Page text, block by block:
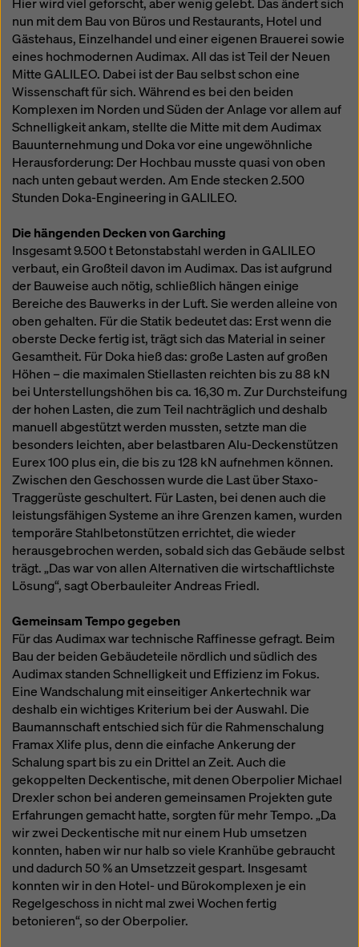
Hier wird viel geforscht, aber wenig gelebt. Das ändert sich
nun mit dem Bau von Büros und Restaurants, Hotel und
Gästehaus, Einzelhandel und einer eigenen Brauerei sowie
eines hochmodernen Audimax. All das ist Teil der Neuen
Mitte GALILEO. Dabei ist der Bau selbst schon eine
Wissenschaft für sich. Während es bei den beiden
Komplexen im Norden und Süden der Anlage vor allem auf
Schnelligkeit ankam, stellte die Mitte mit dem Audimax
Bauunternehmung und Doka vor eine ungewöhnliche
Herausforderung: Der Hochbau musste quasi von oben
nach unten gebaut werden. Am Ende stecken 2.500
Stunden Doka-Engineering in GALILEO.
Die hängenden Decken von Garching
Insgesamt 9.500 t Betonstabstahl werden in GALILEO
verbaut, ein Großteil davon im Audimax. Das ist aufgrund
der Bauweise auch nötig, schließlich hängen einige
Bereiche des Bauwerks in der Luft. Sie werden alleine von
oben gehalten. Für die Statik bedeutet das: Erst wenn die
oberste Decke fertig ist, trägt sich das Material in seiner
Gesamtheit. Für Doka hieß das: große Lasten auf großen
Höhen – die maximalen Stiellasten reichten bis zu 88 kN
bei Unterstellungshöhen bis ca. 16,30 m. Zur Durchsteifung
der hohen Lasten, die zum Teil nachträglich und deshalb
manuell abgestützt werden mussten, setzte man die
besonders leichten, aber belastbaren Alu‑Deckenstützen
Eurex 100 plus ein, die bis zu 128 kN aufnehmen können.
Zwischen den Geschossen wurde die Last über Staxo-
Traggerüste geschultert. Für Lasten, bei denen auch die
leistungsfähigen Systeme an ihre Grenzen kamen, wurden
temporäre Stahlbetonstützen errichtet, die wieder
herausgebrochen werden, sobald sich das Gebäude selbst
trägt. „Das war von allen Alternativen die wirtschaftlichste
Lösung“, sagt Oberbauleiter Andreas Friedl.
Gemeinsam Tempo gegeben
Für das Audimax war technische Raffinesse gefragt. Beim
Bau der beiden Gebäudeteile nördlich und südlich des
Audimax standen Schnelligkeit und Effizienz im Fokus.
Eine Wandschalung mit einseitiger Ankertechnik war
deshalb ein wichtiges Kriterium bei der Auswahl. Die
Baumannschaft entschied sich für die Rahmenschalung
Framax Xlife plus, denn die einfache Ankerung der
Schalung spart bis zu ein Drittel an Zeit. Auch die
gekoppelten Deckentische, mit denen Oberpolier Michael
Drexler schon bei anderen gemeinsamen Projekten gute
Erfahrungen gemacht hatte, sorgten für mehr Tempo. „Da
wir zwei Deckentische mit nur einem Hub umsetzen
konnten, haben wir nur halb so viele Kranhübe gebraucht
und dadurch 50 % an Umsetzzeit gespart. Insgesamt
konnten wir in den Hotel- und Bürokomplexen je ein
Regelgeschoss in nicht mal zwei Wochen fertig
betonieren“, so der Oberpolier.
Überwachungszwecken unterliegen und dagegen
keine wirksamen Rechtsbehelfe zur Verfügung
stehen. Sie können alle einwilligungspflichtigen
Cookies ablehnen, indem Sie auf "Ablehnen" klicken
oder IhreCookie Einstellungenanpassen, indem Sie
auf Cookie Einstellungen am Ende dieser Website
klicken und die entsprechenden Checkboxen
verwenden. Sie können Ihre Einwilligung jederzeit
grundlos mit Wirkung für die Zukunft widerrufen,
indem Sie zB aufCookie Einstellungenam Ende
dieser Website klicken.
in unserer Datenschutzerklärung. Wir bieten Ihnen
auch die Möglichkeit, Ihre Cookies auszuwählen
(Erweiterte Cookie-Einstellungen).